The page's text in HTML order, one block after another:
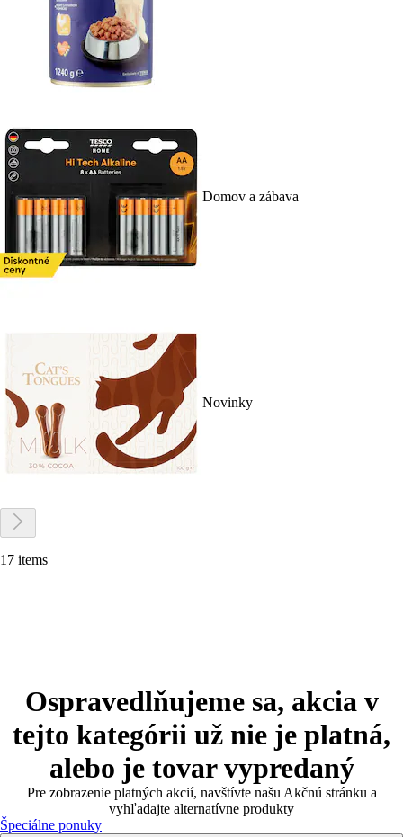
Domov a zábava
Novinky
17 items
Ospravedlňujeme sa, akcia v
tejto kategórii už nie je platná,
alebo je tovar vypredaný
Pre zobrazenie platných akcií, navštívte našu Akčnú stránku a
vyhľadajte alternatívne produkty
Špeciálne ponuky